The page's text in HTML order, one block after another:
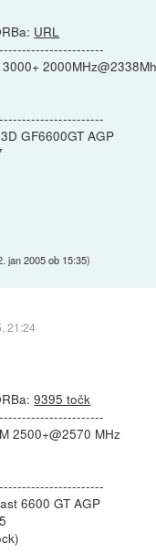
URL
GF6600GT AGP
jan 2005 ob 15:35)
21:24
9395 točk
2500+@2570 MHz
6600 GT AGP